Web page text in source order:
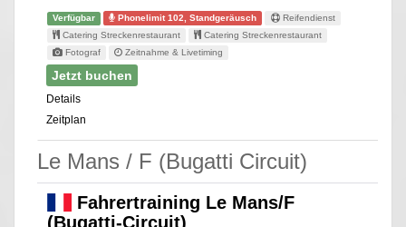
Verfügbar Phonelimit 102, Standgeräusch
Reifendienst
Catering Streckenrestaurant
Catering Streckenrestaurant
Fotograf
Zeitnahme & Livetiming
Jetzt buchen
Details
Zeitplan
Le Mans / F (Bugatti Circuit)
Fahrertraining Le Mans/F
(Bugatti-Circuit)